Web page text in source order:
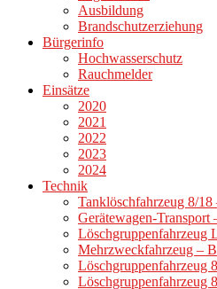
Ausbildung
Brandschutzerziehung
Bürgerinfo
Hochwasserschutz
Rauchmelder
Einsätze
2020
2021
2022
2023
2024
Technik
Tanklöschfahrzeug 8/18
Gerätewagen-Transport
Löschgruppenfahrzeug
Mehrzweckfahrzeug –
Löschgruppenfahrzeug
Löschgruppenfahrzeug